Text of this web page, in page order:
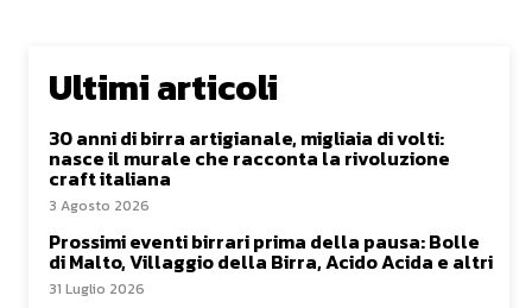
Ultimi articoli
30 anni di birra artigianale, migliaia di volti:
nasce il murale che racconta la rivoluzione
craft italiana
3 Agosto 2026
Prossimi eventi birrari prima della pausa: Bolle
di Malto, Villaggio della Birra, Acido Acida e altri
31 Luglio 2026